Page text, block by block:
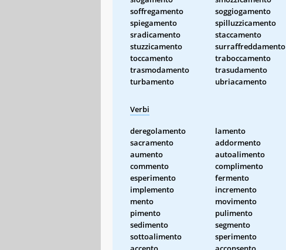
soffregamento
soggiogamento
spiegamento
spilluzzicamento
sradicamento
staccamento
stuzzicamento
surraffreddamento
toccamento
traboccamento
trasmodamento
trasudamento
turbamento
ubriacamento
Verbi
deregolamento lamento
sacramento
addormento
aumento
autoalimento
commento
complimento
esperimento
fermento
implemento
incremento
mento
movimento
pimento
pulimento
sedimento
segmento
sottoalimento
sperimento